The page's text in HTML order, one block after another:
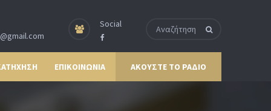
Social
ΕΠΙΚΟΙΝΩΝΙΑ ΑΚΟΥΣΤΕ ΤΟ ΡΑΔΙΟ